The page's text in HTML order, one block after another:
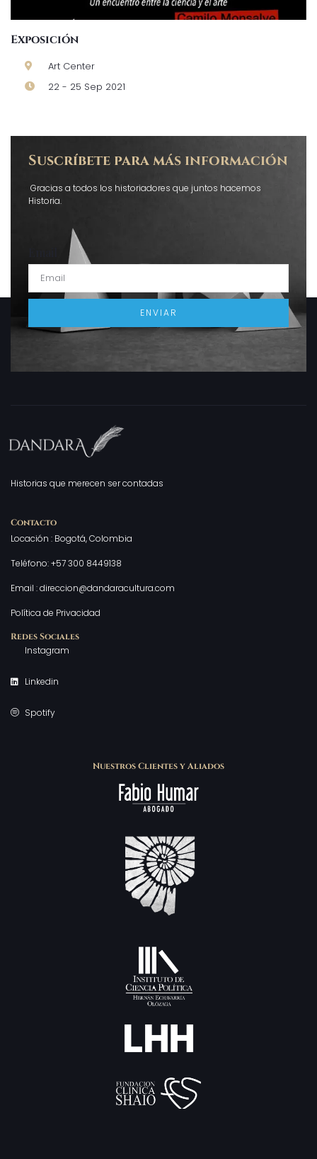
Exposición
Art Center
22 - 25 Sep 2021
Suscríbete para más información
Gracias a todos los historiadores que juntos hacemos
Historia.
ENVIAR
Historias que merecen ser contadas
Contacto
Locación : Bogotá, Colombia
Teléfono: +57 300 8449138
Email : direccion@dandaracultura.com
Política de Privacidad
Redes Sociales
Instagram
Linkedin
Spotify
Nuestros Clientes y Aliados